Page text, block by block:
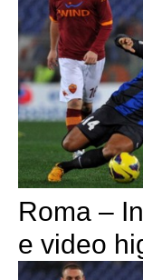
Roma –
e video